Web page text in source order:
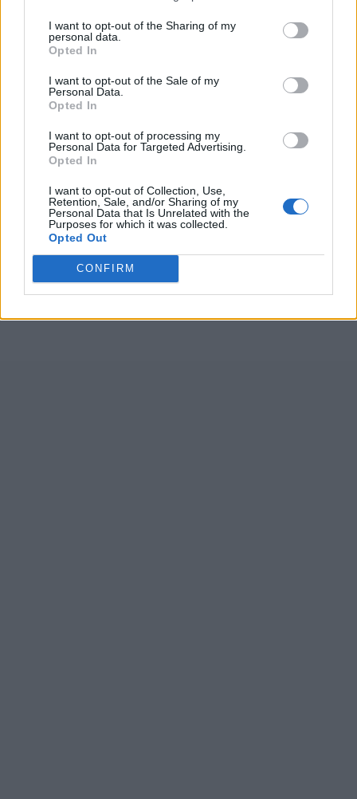
I want to opt-out of the Sharing of my
personal data.
Opted In
I want to opt-out of the Sale of my
Personal Data.
Opted In
I want to opt-out of processing my
Personal Data for Targeted Advertising.
Opted In
I want to opt-out of Collection, Use,
Retention, Sale, and/or Sharing of my
Personal Data that Is Unrelated with the
Purposes for which it was collected.
Opted Out
CONFIRM